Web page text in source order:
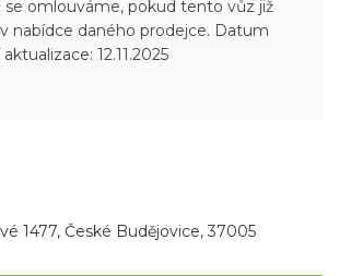
se omlouváme, pokud tento vůz již
nabídce daného prodejce. Datum
12.11.2025
1477, České Budějovice, 37005